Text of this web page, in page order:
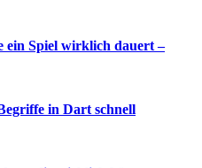
ein Spiel wirklich dauert –
in Dart schnell